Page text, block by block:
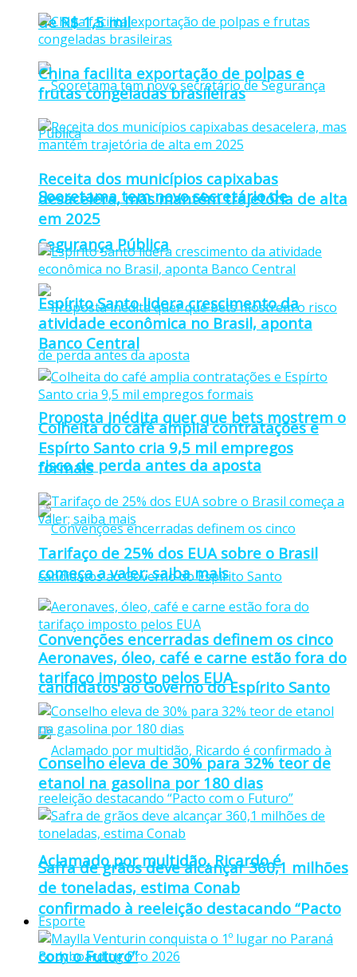
de R$ 1,5 mil
Sooretama tem novo secretário de
Segurança Pública
Proposta inédita quer que bets mostrem o
risco de perda antes da aposta
Convenções encerradas definem os cinco
candidatos ao Governo do Espírito Santo
Aclamado por multidão, Ricardo é
confirmado à reeleição destacando “Pacto
com o Futuro”
China facilita exportação de polpas e
frutas congeladas brasileiras
Receita dos municípios capixabas
desacelera, mas mantém trajetória de alta
em 2025
Espírito Santo lidera crescimento da
atividade econômica no Brasil, aponta
Banco Central
Colheita do café amplia contratações e
Espírto Santo cria 9,5 mil empregos
formais
Tarifaço de 25% dos EUA sobre o Brasil
começa a valer; saiba mais
Aeronaves, óleo, café e carne estão fora do
tarifaço imposto pelos EUA
Conselho eleva de 30% para 32% teor de
etanol na gasolina por 180 dias
Safra de grãos deve alcançar 360,1 milhões
de toneladas, estima Conab
Esporte